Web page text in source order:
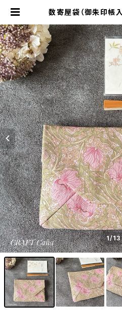
数寄屋袋（御朱印帳入
| CRAFT
1/13